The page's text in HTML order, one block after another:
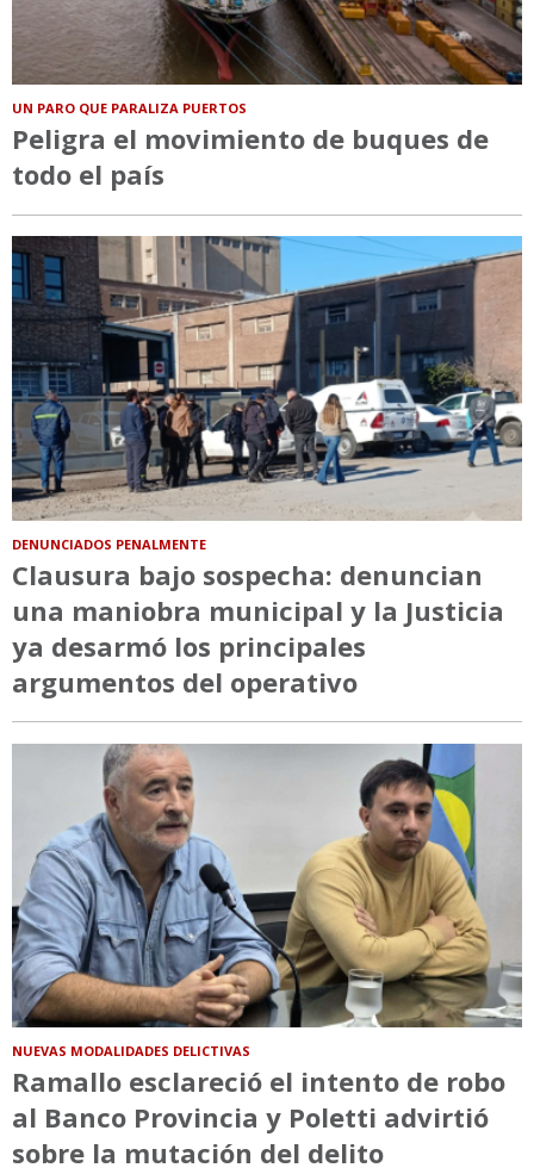
UN PARO QUE PARALIZA PUERTOS
Peligra el movimiento de buques de
todo el país
DENUNCIADOS PENALMENTE
Clausura bajo sospecha: denuncian
una maniobra municipal y la Justicia
ya desarmó los principales
argumentos del operativo
NUEVAS MODALIDADES DELICTIVAS
Ramallo esclareció el intento de robo
al Banco Provincia y Poletti advirtió
sobre la mutación del delito